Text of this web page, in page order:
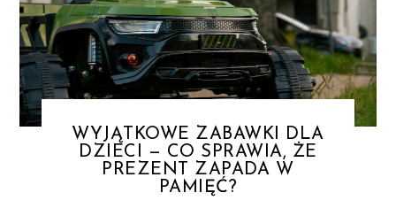
WYJĄTKOWE ZABAWKI DLA
DZIECI — CO SPRAWIA, ŻE
PREZENT ZAPADA W
PAMIĘĆ?